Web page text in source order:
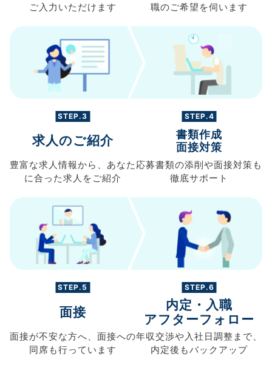
ご入力 いただけます
職のご希望を伺います
STEP.3
求人のご紹介
豊富な求人情報から、 あなた
に合った求人を ご紹介
STEP.4
書類作成
面接対策
応募書類の添削や面接対策も
徹底サポート
STEP.5
面接
面接が不安な方へ、 面接への
同席も行っています
STEP.6
内定・入職
アフターフォロー
年収交渉や入社日調整まで、
内定後もバックアップ